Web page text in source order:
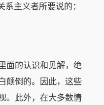
主义者所要说的：
面的认识和见解，绝
颠倒的。因此，这些
。此外，在大多数情